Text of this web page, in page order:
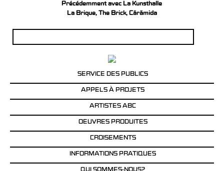
Précédemment avec La Kunsthalle
La Brique, The Brick, Cărămida
SERVICE DES PUBLICS
APPELS À PROJETS
ARTISTES ABC
OEUVRES PRODUITES
CROISEMENTS
INFORMATIONS PRATIQUES